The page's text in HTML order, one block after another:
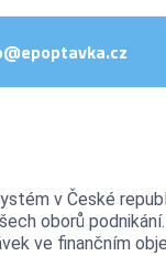
v České
oborů podnikání.
ve finančním